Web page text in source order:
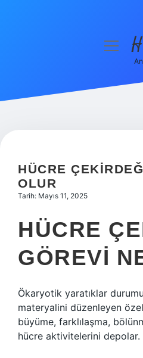
Hakkımızda
menüyü
HÜCRE
OLUR
Tarih: Mayıs 11, 2025
HÜCRE
GÖREVI
Ökaryotik yaratıklar
materyalini düzenleyen
büyüme, farklılaşma,
hücre aktivitelerini depolar.